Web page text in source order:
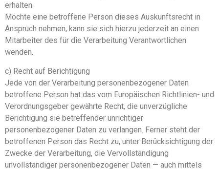
erhalten.
Möchte eine betroffene Person dieses Auskunftsrecht in
Anspruch nehmen, kann sie sich hierzu jederzeit an einen
Mitarbeiter des für die Verarbeitung Verantwortlichen
wenden.
c) Recht auf Berichtigung
Jede von der Verarbeitung personenbezogener Daten
betroffene Person hat das vom Europäischen Richtlinien- und
Verordnungsgeber gewährte Recht, die unverzügliche
Berichtigung sie betreffender unrichtiger
personenbezogener Daten zu verlangen. Ferner steht der
betroffenen Person das Recht zu, unter Berücksichtigung der
Zwecke der Verarbeitung, die Vervollständigung
unvollständiger personenbezogener Daten — auch mittels